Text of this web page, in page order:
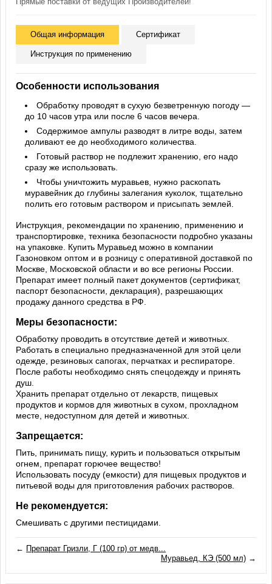
Общая информация Сертификат
Инструкция по применению
Особенности использования
Обработку проводят в сухую безветренную погоду —
до 10 часов утра или после 6 часов вечера.
Содержимое ампулы разводят в литре воды, затем
доливают ее до необходимого количества.
Готовый раствор не подлежит хранению, его надо
сразу же использовать.
Чтобы уничтожить муравьев, нужно раскопать
муравейник до глубины залегания куколок, тщательно
полить его готовым раствором и присыпать землей.
Инструкция, рекомендации по хранению, применению и
транспортировке, техника безопасности подробно указаны
на упаковке. Купить Муравьед можно в компании
Газоновком оптом и в розницу с оперативной доставкой по
Москве, Московской области и во все регионы России.
Препарат имеет полный пакет документов (сертификат,
паспорт безопасности, декларация), разрешающих
продажу данного средства в РФ.
Меры безопасности:
Обработку проводить в отсутствие детей и животных.
Работать в специально предназначенной для этой цели
одежде, резиновых сапогах, перчатках и респираторе.
После работы необходимо снять спецодежду и принять
душ.
Хранить препарат отдельно от лекарств, пищевых
продуктов и кормов для животных в сухом, прохладном
месте, недоступном для детей и животных.
Запрещается:
Пить, принимать пищу, курить и пользоваться открытым
огнем, препарат горючее вещество!
Использовать посуду (емкости) для пищевых продуктов и
питьевой воды для приготовления рабочих растворов.
Не рекомендуется:
Смешивать с другими пестицидами.
← Препарат Гризли, Г (100 гр) от медв...
Муравьед, КЭ (500 мл)→